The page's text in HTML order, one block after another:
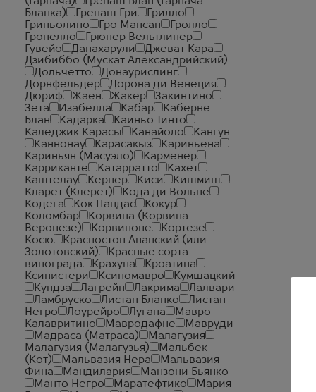
Бланка)
Гренаш Гри
Грилло
Гриньолино
Гро Мансан
Гролло
Гропелло
Грюнер Вельтлинер
Гувейо
Данахарули
Джеват Кара
Дзибиббо (Мускат Александрийский)
Дольчетто
Донаурислинг
Дорнфельдер
Дорона ди Венеция
Дюриф
Жаен Жакер
Закинтино
Зета
Изабелла Кабар
Каберне
Блан
Кадарка
Каиньо Тинто
Каледжик Карасы
Канайоло
Кангун
Каннонау
Карасакыз
Кариньена
Кариньян (Масуэло)
Карменер
Карриканте
Катарратто
Кахет
Каштелау
Кернер Киси
Кишмиш
Кларет (Клерет)
Кода ди Вольпе
Кодега
Кок Пандас
Кокур
Коломбар
Корвина (Корвина
Веронезе)
Корвиноне
Кортезе
Косю
Красностоп Анапский (или
Золотовский)
Красные сорта
винограда
Крахуна
Кроатина
Ксинистери
Ксиномавро
Кумшацкий
Кундза
Лагрейн Лакрима
Лалвари
Ламбруско
Листан Бланко
Листан
Негро
Лоурейро Лугана
Мавро
Калавритино
Мавродафне
Мавруди
Мадраса (Матраса)
Малагузия
Малагузия (Малагузья)
Мальбек
(Кот)
Мальвазия Нера
Мальвазия
Фина
Мандилария
Манзони Бьянко
Манто Негро
Маратефтико
Мария